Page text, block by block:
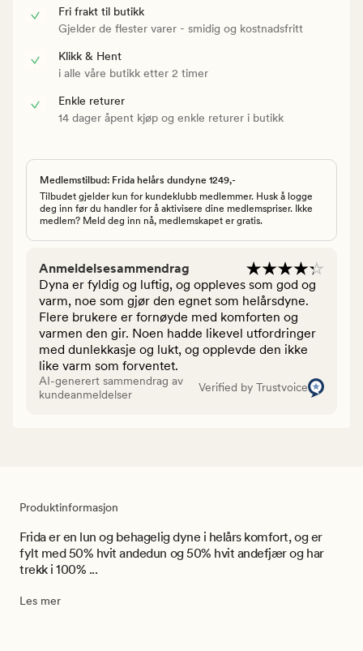
Fri frakt til butikk
Gjelder de flester varer - smidig og kostnadsfritt
Klikk & Hent
i alle våre butikk etter 2 timer
Enkle returer
14 dager åpent kjøp og enkle returer i butikk
Medlemstilbud: Frida helårs dundyne 1249,-
Tilbudet gjelder kun for kundeklubb medlemmer. Husk å logge
deg inn før du handler for å aktivisere dine medlemspriser. Ikke
medlem? Meld deg inn nå, medlemskapet er gratis.
Anmeldelsesammendrag
Dyna er fyldig og luftig, og oppleves som god og
varm, noe som gjør den egnet som helårsdyne.
Flere brukere er fornøyde med komforten og
varmen den gir. Noen hadde likevel utfordringer
med dunlekkasje og lukt, og opplevde den ikke
like varm som forventet.
AI-generert sammendrag av
kundeanmeldelser
Verified by Trustvoice
Produktinformasjon
Frida er en lun og behagelig dyne i helårs komfort, og er
fylt med 50% hvit andedun og 50% hvit andefjær og har
trekk i 100% ...
Les mer